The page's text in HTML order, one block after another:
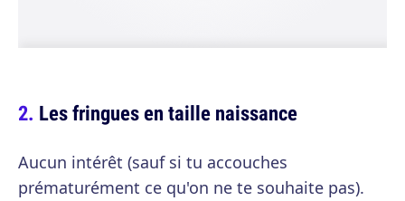
Les fringues en taille naissance
Aucun intérêt (sauf si tu accouches
prématurément ce qu'on ne te souhaite pas).